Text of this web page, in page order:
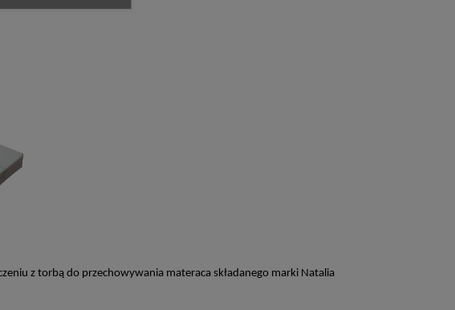
z torbą do przechowywania materaca składanego marki Natalia